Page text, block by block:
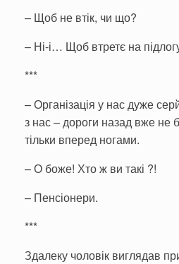
– Щоб не втік, чи що?
– Ні-і… Щоб втретє на
***
– Організація у нас дуже
з нас – дороги назад вже не
тільки вперед ногами.
– О боже! Хто ж ви такі ?!
– Пенсіонери.
***
Здалеку чоловік виглядав